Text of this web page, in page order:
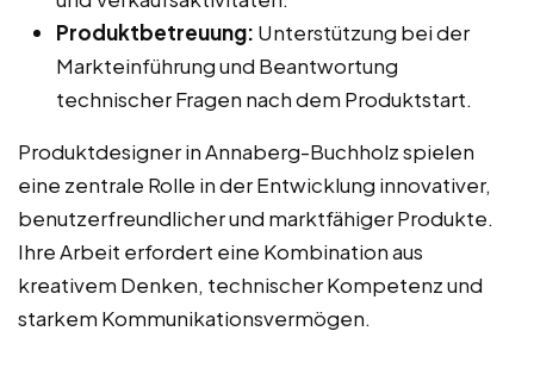
Produktbetreuung: Unterstützung bei der
Markteinführung und Beantwortung
technischer Fragen nach dem Produktstart.
Produktdesigner in Annaberg-Buchholz spielen
eine zentrale Rolle in der Entwicklung innovativer,
benutzerfreundlicher und marktfähiger Produkte.
Ihre Arbeit erfordert eine Kombination aus
kreativem Denken, technischer Kompetenz und
starkem Kommunikationsvermögen.